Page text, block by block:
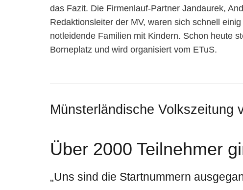
das Fazit. Die Firmenlauf-Partner Jandaurek,
Redaktionsleiter der MV, waren sich schnell
notleidende Familien mit Kindern. Schon heute
Borneplatz und wird organisiert vom ETuS.
Münsterländische Volkszeitung
Über 2000 Teilnehmer
„Uns sind die Startnummern